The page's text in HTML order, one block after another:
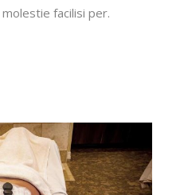
facilisi per.